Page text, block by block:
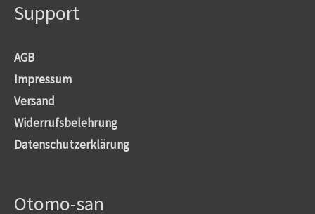
Support
AGB
Impressum
Versand
Widerrufsbelehrung
Datenschutzerklärung
Otomo-san